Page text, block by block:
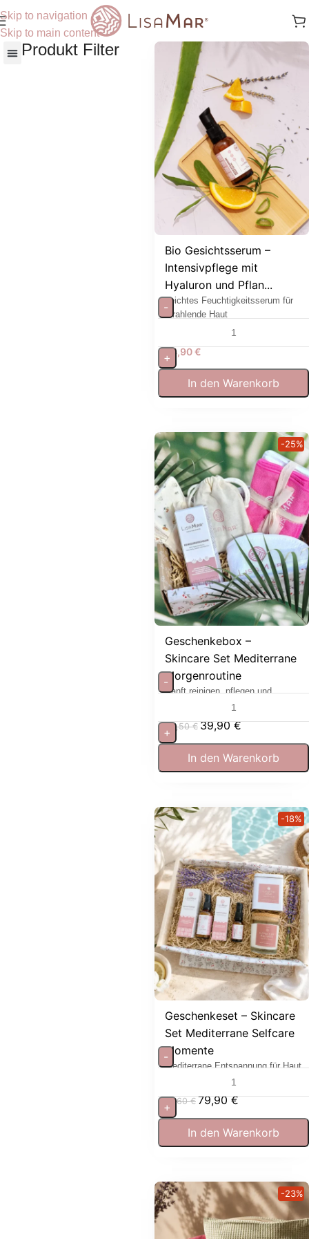
Skip to navigation
Skip to main content
Produkt Filter
Bio Gesichtsserum –
Intensivpflege mit
Hyaluron und Pflan...
Leichtes Feuchtigkeitsserum für
strahlende Haut
34,90€
-
+
In den Warenkorb
Geschenkebox –
Skincare Set Mediterrane
Morgenroutine
Sanft reinigen, pflegen und
-25%
53,50€ 39,90€
-
+
In den Warenkorb
Geschenkeset – Skincare
Set Mediterrane Selfcare
Momente
Mediterrane Entspannung für Haut
-18%
97,60€ 79,90€
-
+
In den Warenkorb
-23%